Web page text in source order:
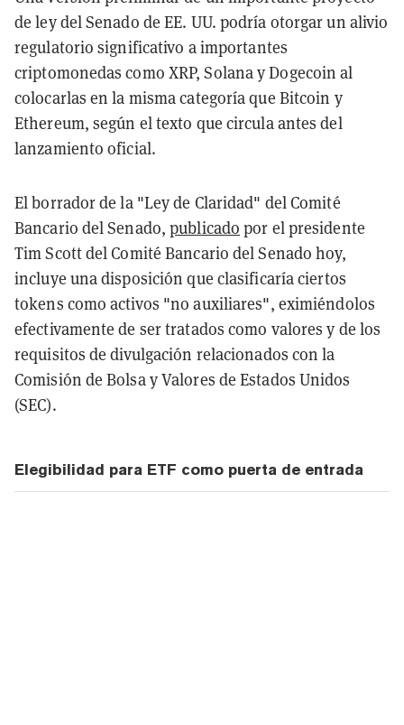
de ley del Senado de EE. UU. podría otorgar un alivio
regulatorio significativo a importantes
criptomonedas como XRP, Solana y Dogecoin al
colocarlas en la misma categoría que Bitcoin y
Ethereum, según el texto que circula antes del
lanzamiento oficial.
El borrador de la "Ley de Claridad" del Comité
Bancario del Senado,publicado por el presidente
Tim Scott del Comité Bancario del Senado hoy,
incluye una disposición que clasificaría ciertos
tokens como activos "no auxiliares", eximiéndolos
efectivamente de ser tratados como valores y de los
requisitos de divulgación relacionados con la
Comisión de Bolsa y Valores de Estados Unidos
(SEC).
Elegibilidad para ETF como puerta de entrada